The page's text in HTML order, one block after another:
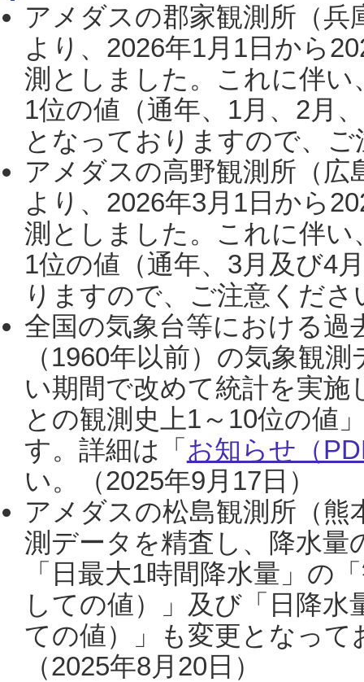
アメダスの郡家観測所（
より、2026年1月1日から
測としました。これに伴い
1位の値（通年、1月、2月
となっておりますので、
アメダスの高野観測所（
より、2026年3月1日から
測としました。これに伴い
1位の値（通年、3月及び4
りますので、ご注意くだ
全国の気象台等における過
（1960年以前）の気象観
い期間で改めて統計を実
との観測史上1～10位の値
す。詳細は「 お知らせ（
い。（2025年9月17日）
アメダスの松島観測所（熊
測データを精査し、降水
「日最大1時間降水量」の
しての値）」及び「日降
ての値）」も変更となっ
（2025年8月20日）